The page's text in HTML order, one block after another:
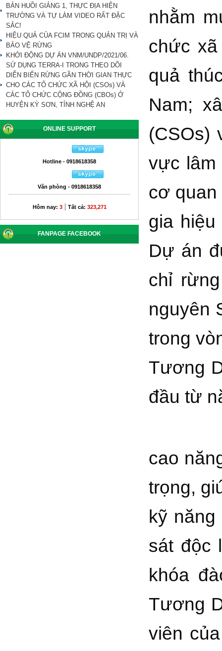
BẢN HUỒI GIẢNG 1, THỰC ĐỊA HIỆN
TRƯỜNG VÀ TỰ LÀM VIDEO RẤT ĐẶC
SẮC!
HIỆU QUẢ CỦA FCIM TRONG QUẢN TRỊ VÀ
BẢO VỆ RỪNG
KHỞI ĐỘNG DỰ ÁN VNM/UNDP/2021/06.
SỬ DỤNG TERRA-I TRONG THEO DÕI
DIỄN BIẾN RỪNG GẦN THỜI GIAN THỰC
CHO CÁC TỔ CHỨC XÃ HỘI (CSOs) VÀ
CÁC TỔ CHỨC CỘNG ĐỒNG (CBOs) Ở
HUYỆN KỲ SƠN, TỈNH NGHỆ AN
ONLINE SUPPORT
Hotline - 0918618358
Văn phòng - 0918618358
Hôm nay: 3| Tất cả: 323,271
FANPAGE FACEBOOK
nhằm
chức
quả
Nam;
(CSOs)
vực lâm
cơ quan
gia
Dự án
chỉ
nguyên
trong
Tương
đầu từ
cao
trọng,
kỹ
sát độc
khóa
Tương
viên